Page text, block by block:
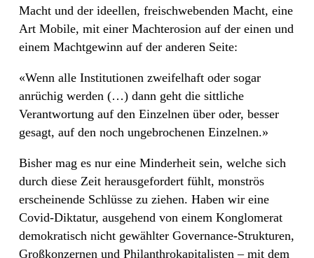
Macht und der ideellen, freischwebenden Macht, eine
Art Mobile, mit einer Machterosion auf der einen und
einem Machtgewinn auf der anderen Seite:
«Wenn alle Institutionen zweifelhaft oder sogar
anrüchig werden (…) dann geht die sittliche
Verantwortung auf den Einzelnen über oder, besser
gesagt, auf den noch ungebrochenen Einzelnen.»
Bisher mag es nur eine Minderheit sein, welche sich
durch diese Zeit herausgefordert fühlt, monströs
erscheinende Schlüsse zu ziehen. Haben wir eine
Covid-Diktatur, ausgehend von einem Konglomerat
demokratisch nicht gewählter Governance-Strukturen,
Großkonzernen und Philanthrokapitalisten – mit dem